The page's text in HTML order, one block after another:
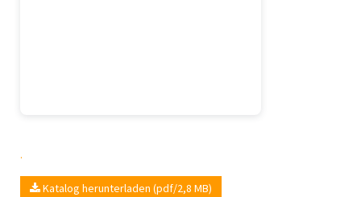
.
Katalog herunterladen (pdf/2,8 MB)